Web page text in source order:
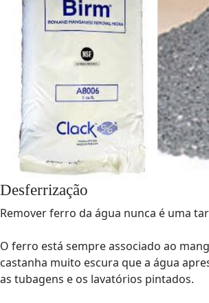
Desferrização
Remover ferro da água nunca é uma
O ferro está sempre associado ao
castanha muito escura que a água
as tubagens e os lavatórios pintados.